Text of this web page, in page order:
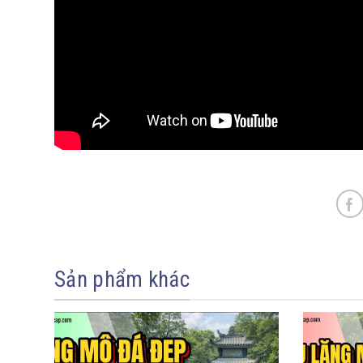
Sản phẩm khác